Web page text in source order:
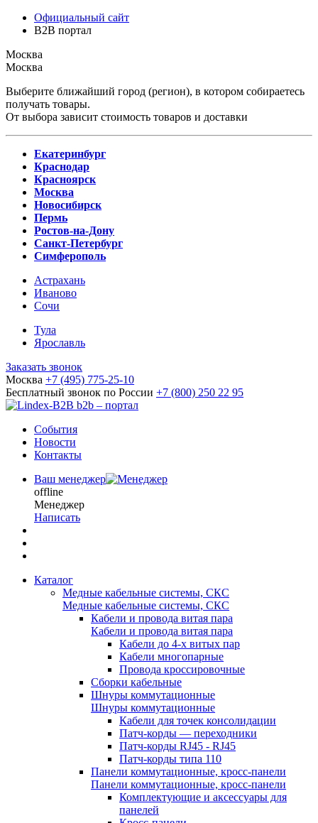
Официальный сайт
B2B портал
Москва
Москва
Выберите ближайший город (регион), в котором собираетесь
получать товары.
От выбора зависит стоимость товаров и доставки
Екатеринбург
Краснодар
Красноярск
Москва
Новосибирск
Пермь
Ростов-на-Дону
Санкт-Петербург
Симферополь
Астрахань
Иваново
Сочи
Тула
Ярославль
Заказать звонок
Москва +7 (495) 775-25-10
Бесплатный звонок по России +7 (800) 250 22 95
b2b – портал
События
Новости
Контакты
Ваш менеджер
offline
Менеджер
Написать
Каталог
Медные кабельные системы, СКС
Медные кабельные системы, СКС
Кабели и провода витая пара
Кабели и провода витая пара
Кабели до 4-х витых пар
Кабели многопарные
Провода кроссировочные
Сборки кабельные
Шнуры коммутационные
Шнуры коммутационные
Кабели для точек консолидации
Патч-корды — переходники
Патч-корды RJ45 - RJ45
Патч-корды типа 110
Панели коммутационные, кросс-панели
Панели коммутационные, кросс-панели
Комплектующие и аксессуары для
панелей